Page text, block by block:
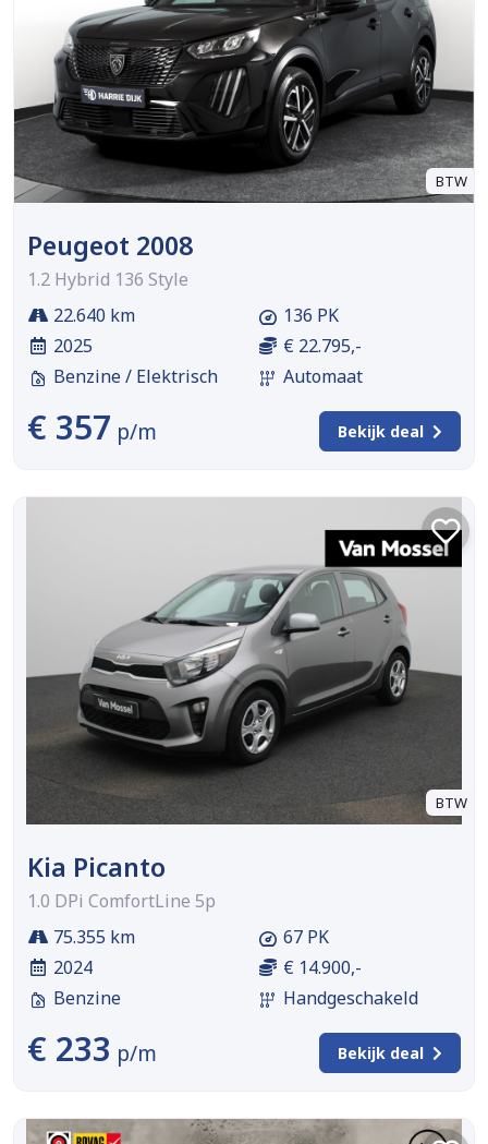
BTW
Peugeot 2008
1.2 Hybrid 136 Style
22.640 km
2025
Benzine / Elektrisch
136 PK
€ 22.795,-
Automaat
€ 357 p/m Bekijk deal
BTW
Kia Picanto
1.0 DPi ComfortLine 5p
75.355 km
2024
Benzine
67 PK
€ 14.900,-
Handgeschakeld
€ 233 p/m Bekijk deal